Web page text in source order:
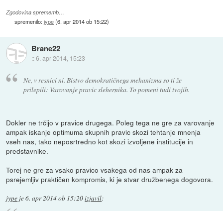
Zgodovina sprememb…
spremenilo:jype(6. apr 2014 ob 15:22)
Brane22
::6. apr 2014, 15:23
Ne, v resnici ni. Bistvo demokratičnega mehanizma so ti že
prilepili: Varovanje pravic slehernika. To pomeni tudi tvojih.
Dokler ne trčijo v pravice drugega. Poleg tega ne gre za varovanje
ampak iskanje optimuma skupnih pravic skozi tehtanje mnenja
vseh nas, tako neposrtredno kot skozi izvoljene institucije in
predstavnike.
Torej ne gre za vsako pravico vsakega od nas ampak za
psrejemljiv praktičen kompromis, ki je stvar družbenega dogovora.
jype je6. apr 2014 ob 15:20izjavil: